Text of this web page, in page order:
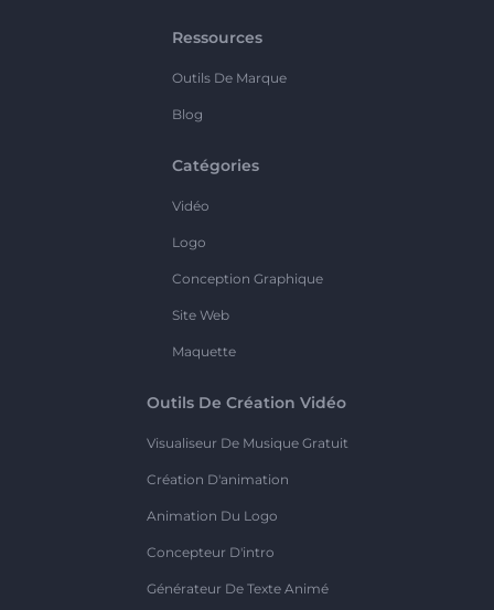
Ressources
Outils De Marque
Blog
Catégories
Vidéo
Logo
Conception Graphique
Site Web
Maquette
Outils De Création Vidéo
Visualiseur De Musique Gratuit
Création D'animation
Animation Du Logo
Concepteur D'intro
Générateur De Texte Animé